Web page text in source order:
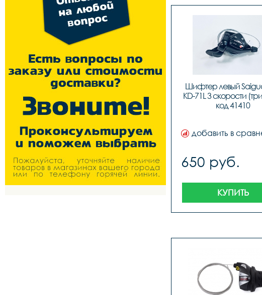
Шифтер левый
KD-71L 3 скорости
код 41410
добавить в
650 руб.
КУПИТЬ